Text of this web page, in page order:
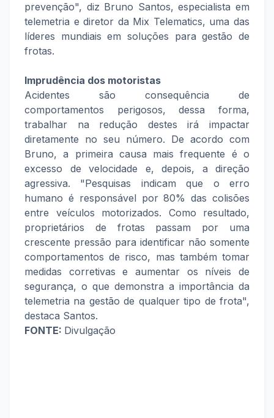
prevenção", diz Bruno Santos, especialista em
telemetria e diretor da Mix Telematics, uma das
líderes mundiais em soluções para gestão de
frotas.
Imprudência dos motoristas
Acidentes são consequência de
comportamentos perigosos, dessa forma,
trabalhar na redução destes irá impactar
diretamente no seu número. De acordo com
Bruno, a primeira causa mais frequente é o
excesso de velocidade e, depois, a direção
agressiva. "Pesquisas indicam que o erro
humano é responsável por 80% das colisões
entre veículos motorizados. Como resultado,
proprietários de frotas passam por uma
crescente pressão para identificar não somente
comportamentos de risco, mas também tomar
medidas corretivas e aumentar os níveis de
segurança, o que demonstra a importância da
telemetria na gestão de qualquer tipo de frota",
destaca Santos.
FONTE: Divulgação